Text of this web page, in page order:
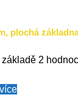
plochá
základě 2